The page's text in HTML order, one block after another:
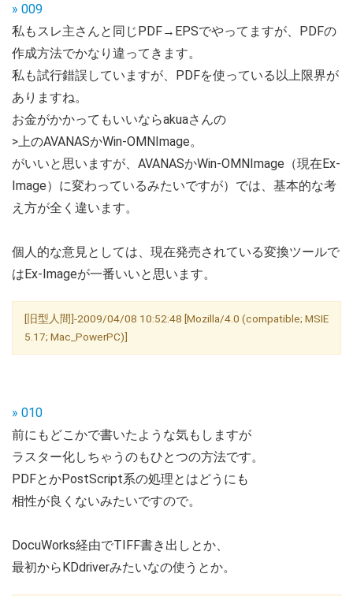
» 009
私もスレ主さんと同じPDF→EPSでやってますが、PDFの
作成方法でかなり違ってきます。
私も試行錯誤していますが、PDFを使っている以上限界が
ありますね。
お金がかかってもいいならakuaさんの
>上のAVANASかWin-OMNImage。
がいいと思いますが、AVANASかWin-OMNImage（現在Ex-
Image）に変わっているみたいですが）では、基本的な考
え方が全く違います。
個人的な意見としては、現在発売されている変換ツールで
はEx-Imageが一番いいと思います。
[旧型人間]-2009/04/08 10:52:48 [Mozilla/4.0 (compatible; MSIE
5.17; Mac_PowerPC)]
» 010
前にもどこかで書いたような気もしますが
ラスター化しちゃうのもひとつの方法です。
PDFとかPostScript系の処理とはどうにも
相性が良くないみたいですので。
DocuWorks経由でTIFF書き出しとか、
最初からKDdriverみたいなの使うとか。